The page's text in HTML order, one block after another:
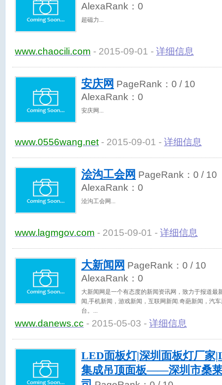
AlexaRank： 0
超磁力
www.chaocili.com - 2015-09-01 - 详细信息
安庆网 PageRank： 0 / 10
AlexaRank： 0
安庆网
www.0556wang.net- 2015-09-01 - 详细信息
浍沟工会网 PageRank： 0 / 10
AlexaRank： 0
浍沟工会网
www.lagmgov.com - 2015-09-01 - 详细信息
大新闻网 PageRank： 0 / 10
AlexaRank： 0
大新闻网是一个有态度的新闻资讯网，致力于报道最
闻,手机新闻，游戏新闻，互联网新闻.奇葩新闻，汽
台。
www.danews.cc - 2015-05-03 - 详细信息
LED面板灯|深圳面板灯厂家
集成吊顶面板——深圳市桑